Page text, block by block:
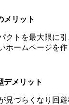
メリット
クトを最大限に引
ホームページを
デメリット
見づらくなり回遊